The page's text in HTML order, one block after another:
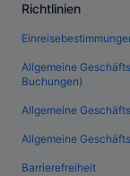
Richtlinien
Allgemeine
Buchungen)
Allgemeine
Allgemeine
Barrierefreiheit